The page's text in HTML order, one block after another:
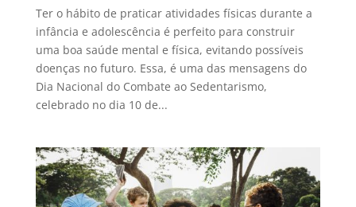
Ter o hábito de praticar atividades físicas durante a
infância e adolescência é perfeito para construir
uma boa saúde mental e física, evitando possíveis
doenças no futuro. Essa, é uma das mensagens do
Dia Nacional do Combate ao Sedentarismo,
celebrado no dia 10 de...